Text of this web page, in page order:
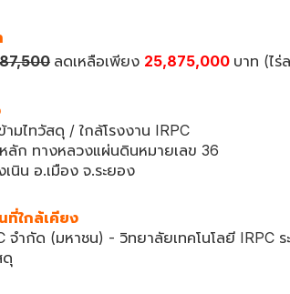
ลดเหลือเพียง 25,875,000 บาท (ไร่
ามไทวัสดุ / ใกล้โรงงาน IRPC
ลัก ทางหลวงแผ่นดินหมายเลข 36
เนิน อ.เมือง จ.ระยอง
ที่ใกล้เคียง
จำกัด (มหาชน) - วิทยาลัยเทคโนโลยี IRPC
ดุ